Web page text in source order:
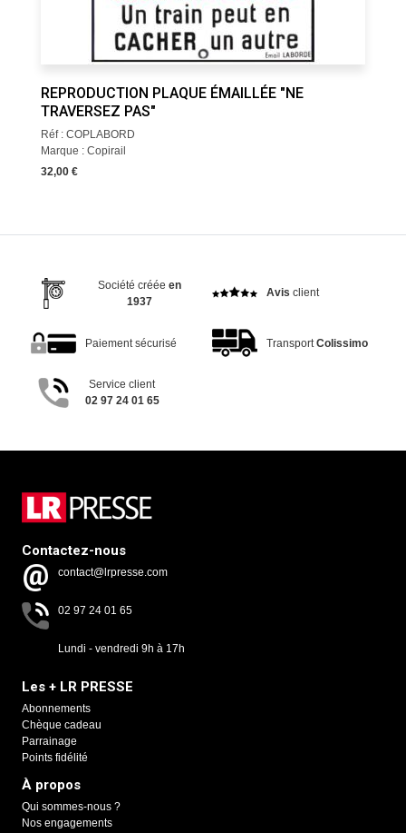
REPRODUCTION PLAQUE ÉMAILLÉE "NE
TRAVERSEZ PAS"
Réf : COPLABORD
Marque : Copirail
32,00 €
Société créée en
1937
Avis client
Paiement sécurisé Transport Colissimo
Service client
02 97 24 01 65
Contactez-nous
contact@lrpresse.com
02 97 24 01 65
Lundi - vendredi 9h à 17h
Les + LR PRESSE
Abonnements
Chèque cadeau
Parrainage
Points fidélité
À propos
Qui sommes-nous ?
Nos engagements